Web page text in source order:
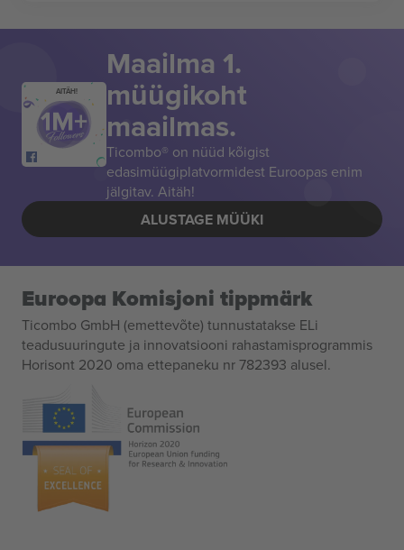
AITÄH!
Maailma 1.
müügikoht
maailmas.
Ticombo® on nüüd kõigist
edasimüügiplatvormidest Euroopas enim
jälgitav. Aitäh!
ALUSTAGE MÜÜKI
Euroopa Komisjoni tippmärk
Ticombo GmbH (emettevõte) tunnustatakse ELi
teadusuuringute ja innovatsiooni rahastamisprogrammis
Horisont 2020 oma ettepaneku nr 782393 alusel.